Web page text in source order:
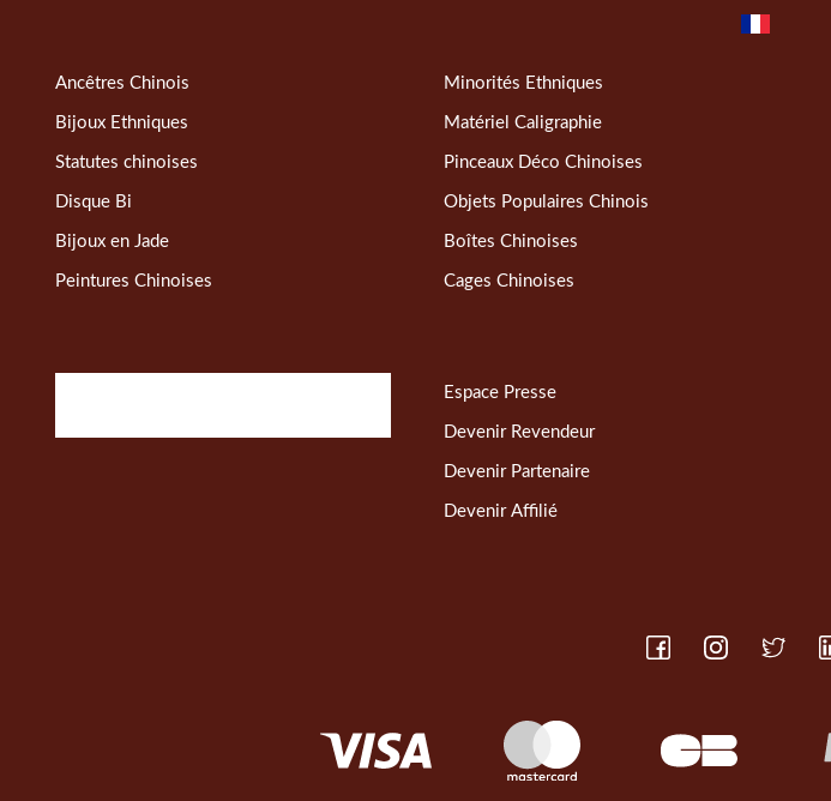
Ancêtres Chinois
Bijoux Ethniques
Statutes chinoises
Disque Bi
Bijoux en Jade
Peintures Chinoises
Minorités Ethniques
Matériel Caligraphie
Pinceaux Déco Chinoises
Objets Populaires Chinois
Boîtes Chinoises
Cages Chinoises
Espace Presse
Devenir Revendeur
Devenir Partenaire
Devenir Affilié